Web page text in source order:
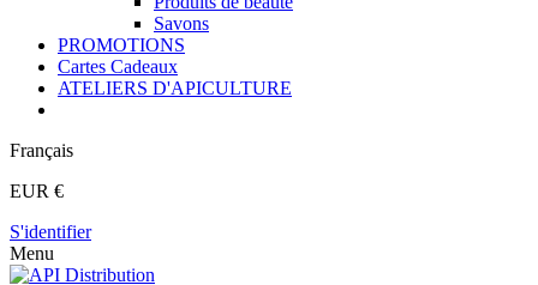
Savons
PROMOTIONS
Cartes Cadeaux
ATELIERS D'APICULTURE
Français
EUR €
S'identifier
Menu